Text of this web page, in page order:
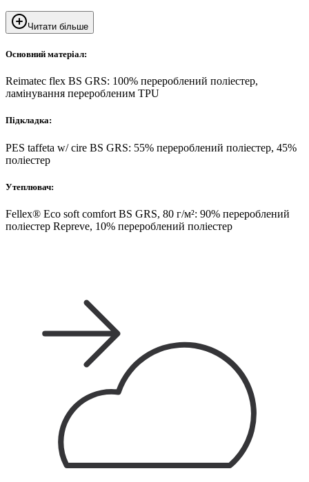
Читати більше
Основний матеріал:
Reimatec flex BS GRS: 100% перероблений поліестер,
ламінування переробленим TPU
Підкладка:
PES taffeta w/ cire BS GRS: 55% перероблений поліестер, 45%
поліестер
Утеплювач:
Fellex® Eco soft comfort BS GRS, 80 г/м²: 90% перероблений
поліестер Repreve, 10% перероблений поліестер